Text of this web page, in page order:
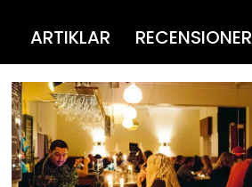
ARTIKLAR RECENSIONER